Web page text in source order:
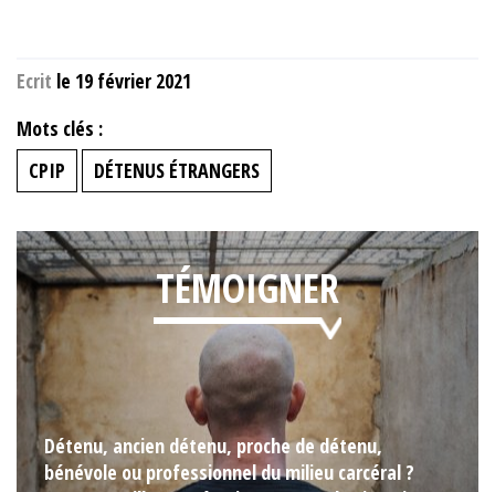
Ecrit le 19 février 2021
Mots clés :
CPIP
DÉTENUS ÉTRANGERS
TÉMOIGNER
Détenu, ancien détenu, proche de détenu,
bénévole ou professionnel du milieu carcéral ?